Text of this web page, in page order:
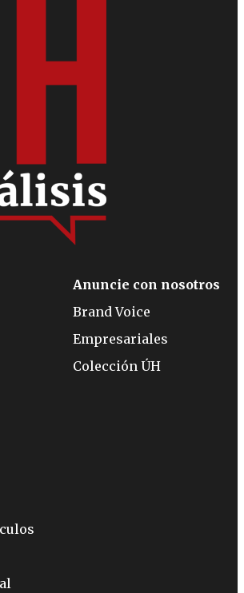
Anuncie con nosotros
Brand Voice
Empresariales
Colección ÚH